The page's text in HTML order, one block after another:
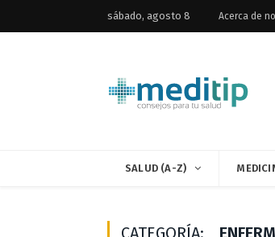
sábado, agosto 8 Acerca de
SALUD (A-Z)
CATEGORÍA: